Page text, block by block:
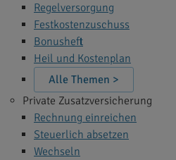
Regelversorgung
Festkostenzuschuss
Bonusheft
Heil und Kostenplan
Alle Themen >
Private Zusatzversicherung
Rechnung einreichen
Steuerlich absetzen
Wechseln